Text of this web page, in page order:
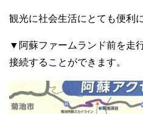
観光に社会生活にとても便利
▼阿蘇ファームランド前を走
接続することができます。